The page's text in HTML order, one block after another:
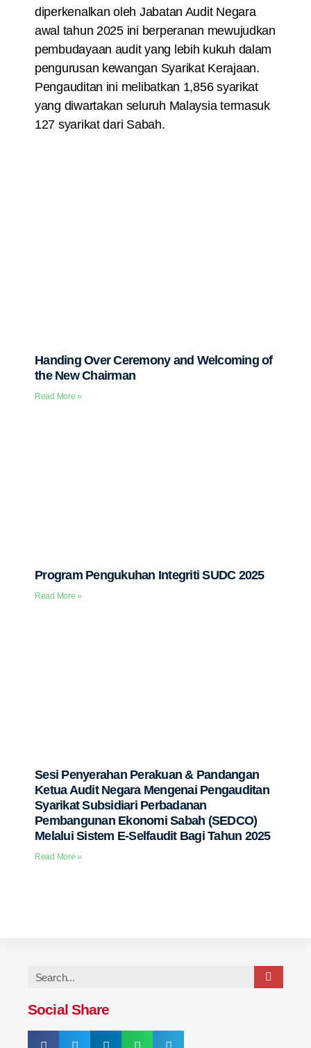
diperkenalkan oleh Jabatan Audit Negara
awal tahun 2025 ini berperanan mewujudkan
pembudayaan audit yang lebih kukuh dalam
pengurusan kewangan Syarikat Kerajaan.
Pengauditan ini melibatkan 1,856 syarikat
yang diwartakan seluruh Malaysia termasuk
127 syarikat dari Sabah.
Handing Over Ceremony and Welcoming of
the New Chairman
Read More »
Program Pengukuhan Integriti SUDC 2025
Read More »
Sesi Penyerahan Perakuan & Pandangan
Ketua Audit Negara Mengenai Pengauditan
Syarikat Subsidiari Perbadanan
Pembangunan Ekonomi Sabah (SEDCO)
Melalui Sistem E-Selfaudit Bagi Tahun 2025
Read More »
Social Share